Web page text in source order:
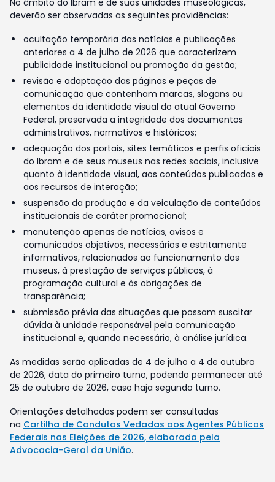
No âmbito do Ibram e de suas unidades museológicas,
deverão ser observadas as seguintes providências:
ocultação temporária das notícias e publicações
anteriores a 4 de julho de 2026 que caracterizem
publicidade institucional ou promoção da gestão;
revisão e adaptação das páginas e peças de
comunicação que contenham marcas, slogans ou
elementos da identidade visual do atual Governo
Federal, preservada a integridade dos documentos
administrativos, normativos e históricos;
adequação dos portais, sites temáticos e perfis oficiais
do Ibram e de seus museus nas redes sociais, inclusive
quanto à identidade visual, aos conteúdos publicados e
aos recursos de interação;
suspensão da produção e da veiculação de conteúdos
institucionais de caráter promocional;
manutenção apenas de notícias, avisos e
comunicados objetivos, necessários e estritamente
informativos, relacionados ao funcionamento dos
museus, à prestação de serviços públicos, à
programação cultural e às obrigações de
transparência;
submissão prévia das situações que possam suscitar
dúvida à unidade responsável pela comunicação
institucional e, quando necessário, à análise jurídica.
As medidas serão aplicadas de 4 de julho a 4 de outubro
de 2026, data do primeiro turno, podendo permanecer até
25 de outubro de 2026, caso haja segundo turno.
Orientações detalhadas podem ser consultadas
na Cartilha de Condutas Vedadas aos Agentes Públicos
Federais nas Eleições de 2026, elaborada pela
Advocacia-Geral da União.